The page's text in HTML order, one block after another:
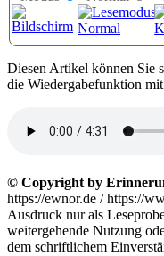
Diesen Artikel können Sie
die Wiedergabefunktion
© Copyright by
https://ewnor.de / https://
Ausdruck nur als
weitergehende Nutzung
dem schriftlichem